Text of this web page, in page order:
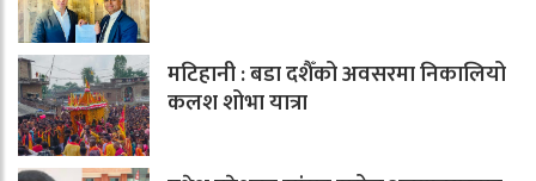
मटिहानी : बडा दशैँको अवसरमा निकालियो
कलश शोभा यात्रा